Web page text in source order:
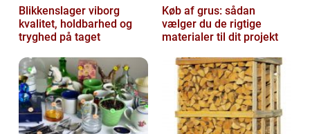
Blikkenslager viborg
kvalitet, holdbarhed og
tryghed på taget
Køb af grus: sådan
vælger du de rigtige
materialer til dit projekt